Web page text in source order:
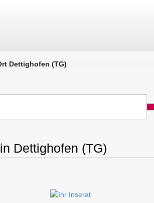
Dettighofen (TG)
Dettighofen (TG)